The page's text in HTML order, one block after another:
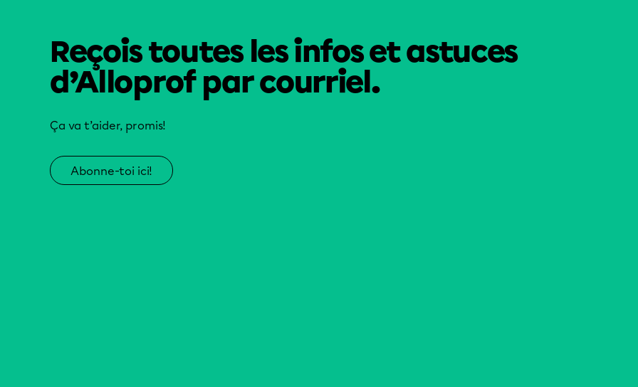
Reçois toutes les infos et astuces
d’Alloprof par courriel.
Ça va t’aider, promis!
Abonne-toi ici!